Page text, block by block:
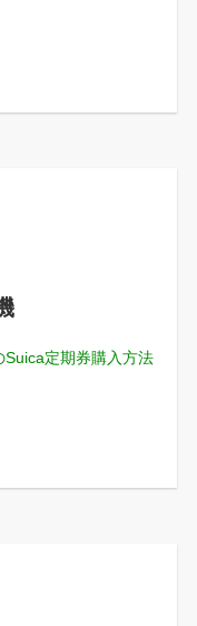
Suica定期券購入方法